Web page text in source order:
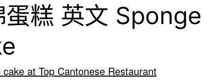
蛋糕 英文 Sponge